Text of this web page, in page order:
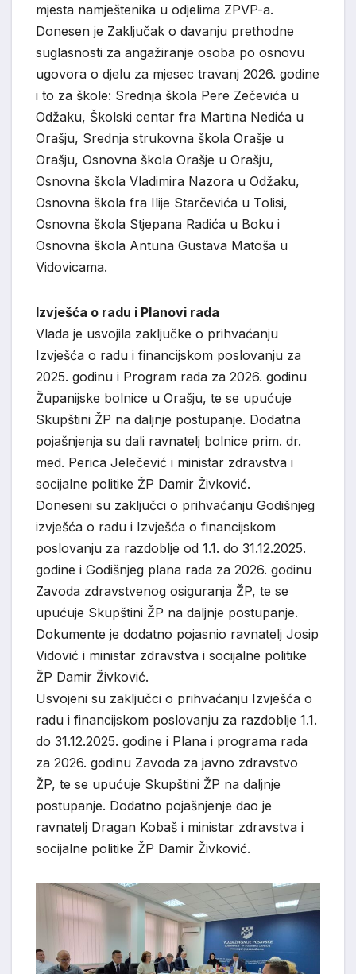
mjesta namještenika u odjelima ZPVP-a.
Donesen je Zaključak o davanju prethodne
suglasnosti za angažiranje osoba po osnovu
ugovora o djelu za mjesec travanj 2026. godine
i to za škole: Srednja škola Pere Zečevića u
Odžaku, Školski centar fra Martina Nedića u
Orašju, Srednja strukovna škola Orašje u
Orašju, Osnovna škola Orašje u Orašju,
Osnovna škola Vladimira Nazora u Odžaku,
Osnovna škola fra Ilije Starčevića u Tolisi,
Osnovna škola Stjepana Radića u Boku i
Osnovna škola Antuna Gustava Matoša u
Vidovicama.
Izvješća o radu i Planovi rada
Vlada je usvojila zaključke o prihvaćanju
Izvješća o radu i financijskom poslovanju za
2025. godinu i Program rada za 2026. godinu
Županijske bolnice u Orašju, te se upućuje
Skupštini ŽP na daljnje postupanje. Dodatna
pojašnjenja su dali ravnatelj bolnice prim. dr.
med. Perica Jelečević i ministar zdravstva i
socijalne politike ŽP Damir Živković.
Doneseni su zaključci o prihvaćanju Godišnjeg
izvješća o radu i Izvješća o financijskom
poslovanju za razdoblje od 1.1. do 31.12.2025.
godine i Godišnjeg plana rada za 2026. godinu
Zavoda zdravstvenog osiguranja ŽP, te se
upućuje Skupštini ŽP na daljnje postupanje.
Dokumente je dodatno pojasnio ravnatelj Josip
Vidović i ministar zdravstva i socijalne politike
ŽP Damir Živković.
Usvojeni su zaključci o prihvaćanju Izvješća o
radu i financijskom poslovanju za razdoblje 1.1.
do 31.12.2025. godine i Plana i programa rada
za 2026. godinu Zavoda za javno zdravstvo
ŽP, te se upućuje Skupštini ŽP na daljnje
postupanje. Dodatno pojašnjenje dao je
ravnatelj Dragan Kobaš i ministar zdravstva i
socijalne politike ŽP Damir Živković.